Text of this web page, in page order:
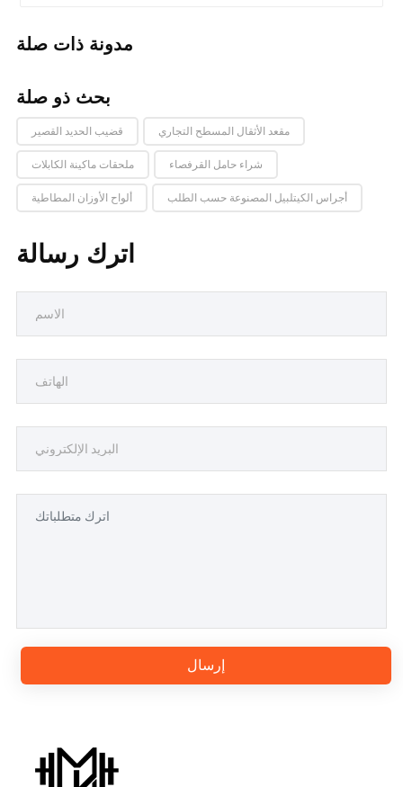
مدونة ذات صلة
بحث ذو صلة
قضيب الحديد القصير مقعد الأثقال المسطح التجاري
ملحقات ماكينة الكابلات شراء حامل القرفصاء
ألواح الأوزان المطاطية أجراس الكيتلبيل المصنوعة حسب الطلب
اترك رسالة
إرسال